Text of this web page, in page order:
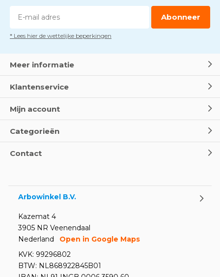
Abonneer
* Lees hier de wettelijke beperkingen
Meer informatie
Klantenservice
Mijn account
Categorieën
Contact
Arbowinkel B.V.
Kazemat 4
3905 NR Veenendaal
Nederland
Open in Google Maps
KVK: 99296802
BTW: NL868922845B01